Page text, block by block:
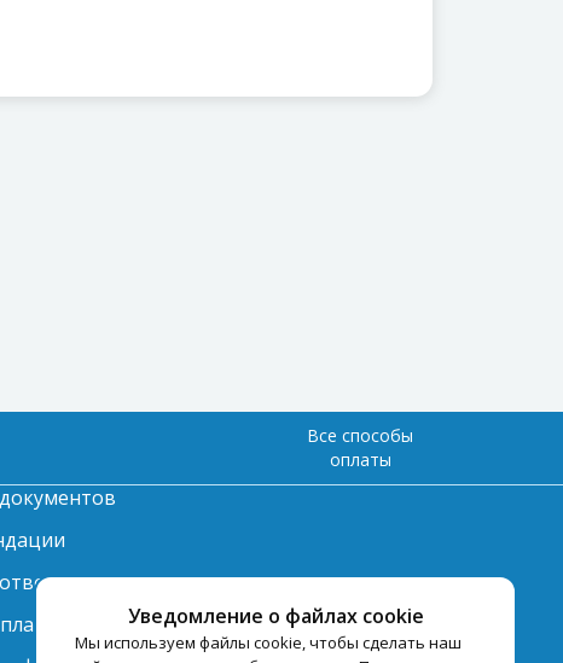
Уведомление о файлах cookie
Мы используем файлы cookie, чтобы сделать наш
Все способы
оплаты